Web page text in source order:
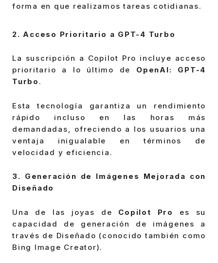
forma en que realizamos tareas cotidianas.
2. Acceso Prioritario a GPT-4 Turbo
La suscripción a Copilot Pro incluye acceso
prioritario a lo último de OpenAI: GPT-4
Turbo .
Esta tecnología garantiza un rendimiento
rápido incluso en las horas más
demandadas, ofreciendo a los usuarios una
ventaja inigualable en términos de
velocidad y eficiencia.
3. Generación de Imágenes Mejorada con
Diseñado
Una de las joyas de Copilot Pro
es su
capacidad de generación de imágenes a
través de Diseñado (conocido también como
Bing Image Creator).